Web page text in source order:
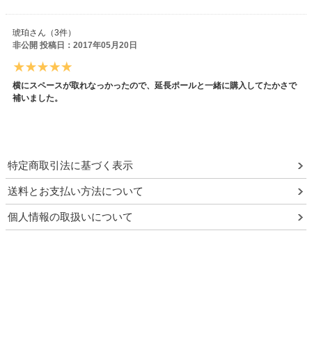
琥珀さん（3件）
非公開 投稿日：2017年05月20日
横にスペースが取れなっかったので、延長ポールと一緒に購入してたかさで
補いました。
特定商取引法に基づく表示
送料とお支払い方法について
個人情報の取扱いについて